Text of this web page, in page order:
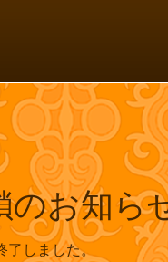
のお知ら
了しました。